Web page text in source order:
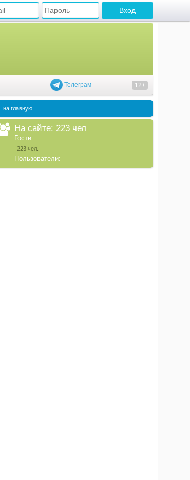
Телеграм 12+
на главную
На сайте: 223 чел
Гости:
223 чел.
Пользователи: